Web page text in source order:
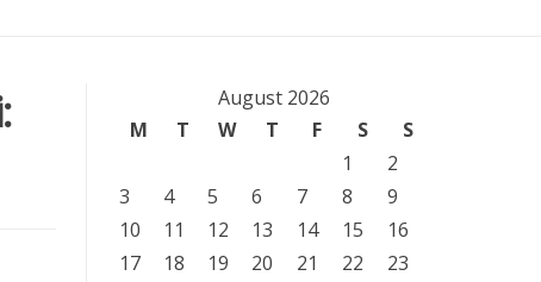
August 2026
M
T W T F S
S
1
2
3
4 5 6 7 8
9
10
11 12 13 14 15
16
17
18 19 20 21 22
23